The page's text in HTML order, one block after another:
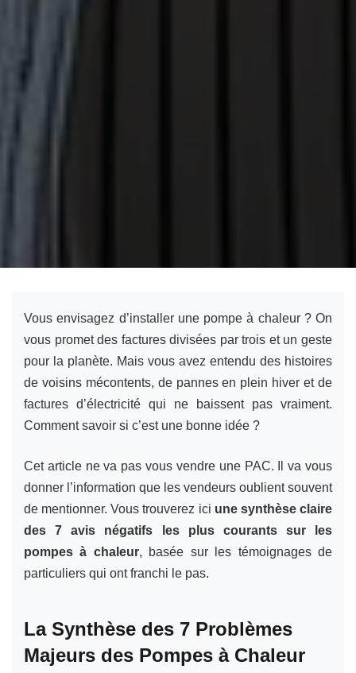
Vous envisagez d’installer une pompe à chaleur ? On
vous promet des factures divisées par trois et un geste
pour la planète. Mais vous avez entendu des histoires
de voisins mécontents, de pannes en plein hiver et de
factures d’électricité qui ne baissent pas vraiment.
Comment savoir si c’est une bonne idée ?
Cet article ne va pas vous vendre une PAC. Il va vous
donner l’information que les vendeurs oublient souvent
de mentionner. Vous trouverez ici une synthèse claire
des 7 avis négatifs les plus courants sur les
pompes à chaleur, basée sur les témoignages de
particuliers qui ont franchi le pas.
La Synthèse des 7 Problèmes
Majeurs des Pompes à Chaleur